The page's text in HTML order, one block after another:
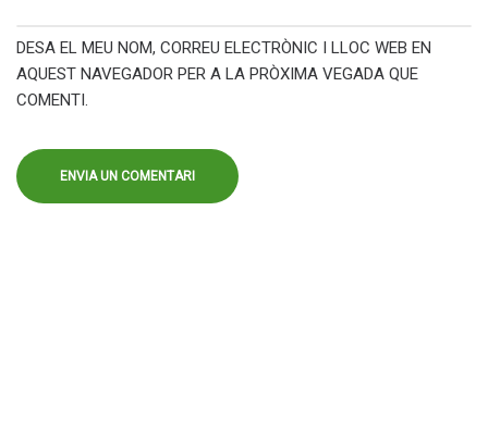
DESA EL MEU NOM, CORREU ELECTRÒNIC I LLOC WEB EN
AQUEST NAVEGADOR PER A LA PRÒXIMA VEGADA QUE
COMENTI.